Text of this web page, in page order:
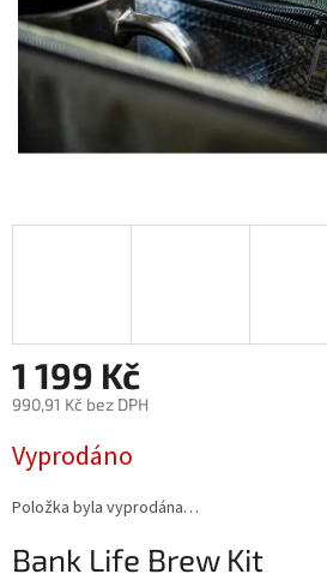
1 199 Kč
990,91 Kč bez DPH
cena:
Vyprodáno
Položka byla vyprodána…
Bank Life Brew Kit